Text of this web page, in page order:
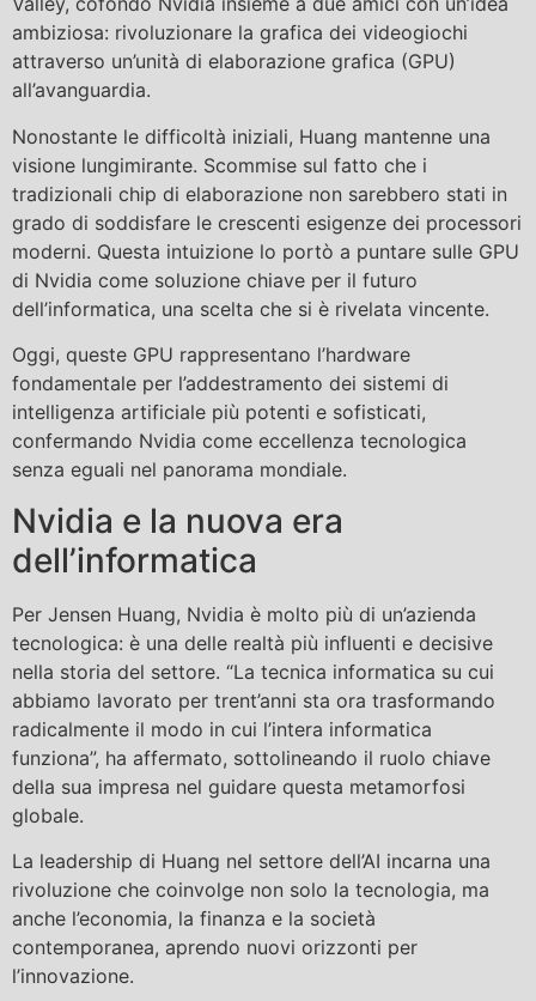
ambiziosa: rivoluzionare la grafica dei videogiochi
attraverso un’unità di elaborazione grafica (GPU)
all’avanguardia.
Nonostante le difficoltà iniziali, Huang mantenne una
visione lungimirante. Scommise sul fatto che i
tradizionali chip di elaborazione non sarebbero stati in
grado di soddisfare le crescenti esigenze dei processori
moderni. Questa intuizione lo portò a puntare sulle GPU
di Nvidia come soluzione chiave per il futuro
dell’informatica, una scelta che si è rivelata vincente.
Oggi, queste GPU rappresentano l’hardware
fondamentale per l’addestramento dei sistemi di
intelligenza artificiale più potenti e sofisticati,
confermando Nvidia come eccellenza tecnologica
senza eguali nel panorama mondiale.
Nvidia e la nuova era
dell’informatica
Per Jensen Huang, Nvidia è molto più di un’azienda
tecnologica: è una delle realtà più influenti e decisive
nella storia del settore. “La tecnica informatica su cui
abbiamo lavorato per trent’anni sta ora trasformando
radicalmente il modo in cui l’intera informatica
funziona”, ha affermato, sottolineando il ruolo chiave
della sua impresa nel guidare questa metamorfosi
globale.
La leadership di Huang nel settore dell’AI incarna una
rivoluzione che coinvolge non solo la tecnologia, ma
anche l’economia, la finanza e la società
contemporanea, aprendo nuovi orizzonti per
l’innovazione.